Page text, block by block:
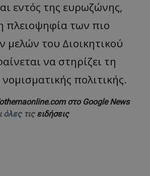
εντός της ευρωζώνης,
πλειοψηφία των πιο
μελών του Διοικητικού
να στηρίζει τη
πολιτικής.
στο Google News
όλες τις ειδήσεις